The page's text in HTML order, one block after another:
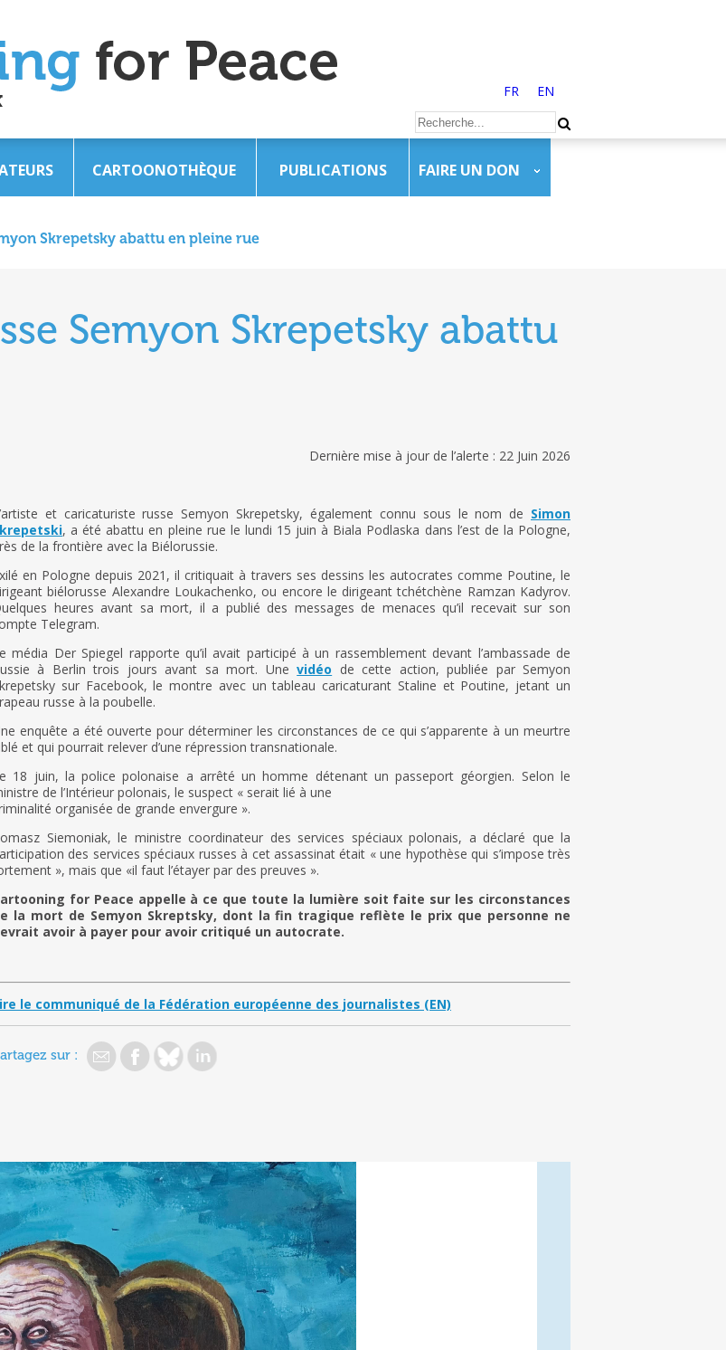
FR EN
CARTOONOTHÈQUE PUBLICATIONS FAIRE UN DON
Skrepetsky abattu en pleine rue
Semyon Skrepetsky abattu
Dernière mise à jour de l’alerte : 22 Juin 2026
et caricaturiste russe Semyon Skrepetsky, également connu sous le nom de Simon
, a été abattu en pleine rue le lundi 15 juin à Biala Podlaska dans l’est de la Pologne,
de la frontière avec la Biélorussie.
en Pologne depuis 2021, il critiquait à travers ses dessins les autocrates comme Poutine, le
biélorusse Alexandre Loukachenko, ou encore le dirigeant tchétchène Ramzan Kadyrov.
heures avant sa mort, il a publié des messages de menaces qu’il recevait sur son
Telegram.
média Der Spiegel rapporte qu’il avait participé à un rassemblement devant l’ambassade de
à Berlin trois jours avant sa mort. Unevidéo de cette action, publiée par Semyon
sur Facebook, le montre avec un tableau caricaturant Staline et Poutine, jetant un
russe à la poubelle.
enquête a été ouverte pour déterminer les circonstances de ce qui s’apparente à un meurtre
et qui pourrait relever d’une répression transnationale.
18 juin, la police polonaise a arrêté un homme détenant un passeport géorgien. Selon le
de l’Intérieur polonais, le suspect « serait lié à une
organisée de grande envergure ».
Siemoniak, le ministre coordinateur des services spéciaux polonais, a déclaré que la
des services spéciaux russes à cet assassinat était « une hypothèse qui s’impose très
», mais que «il faut l’étayer par des preuves ».
for Peace appelle à ce que toute la lumière soit faite sur les circonstances
la mort de Semyon Skreptsky, dont la fin tragique reflète le prix que personne ne
avoir à payer pour avoir critiqué un autocrate.
le communiqué de la Fédération européenne des journalistes (EN)
sur :